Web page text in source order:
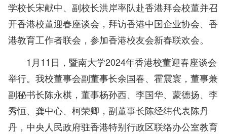
学校长宋献中、副校长洪岸率队赴香港拜会校董并召
开香港校董迎春座谈会，拜访香港中国企业协会、香
港教育工作者联会，参加香港校友会新春联欢会。
1月11日，暨南大学2024年香港校董迎春座谈会
举行。我校董事会副董事长余国春、霍震寰，董事兼
副秘书长陈永棋，董事杨孙西、李国华、蒙德扬、李
秀恒、龚中心、柯荣卿，副董事长陈经纬代表陈丹
丹，中央人民政府驻香港特别行政区联络办公室教育